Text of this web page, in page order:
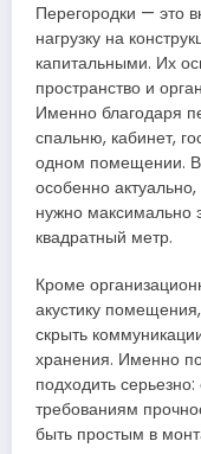
Перегородки — это
нагрузку на
капитальными. Их
пространство и
Именно благодаря
спальню, кабинет,
одном помещении. В
особенно
нужно максимально
квадратный метр.
Кроме
акустику
скрыть
хранения. Именно
подходить
требованиям
быть простым в